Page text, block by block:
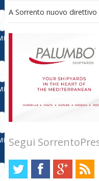
A Sorrento nuovo
Segui